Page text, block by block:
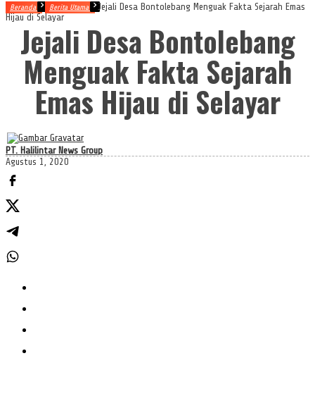
Beranda Berita Utama
Jejali Desa Bontolebang Menguak Fakta Sejarah Emas
Hijau di Selayar
Jejali Desa Bontolebang
Menguak Fakta Sejarah
Emas Hijau di Selayar
PT. Halilintar News Group
Agustus 1, 2020